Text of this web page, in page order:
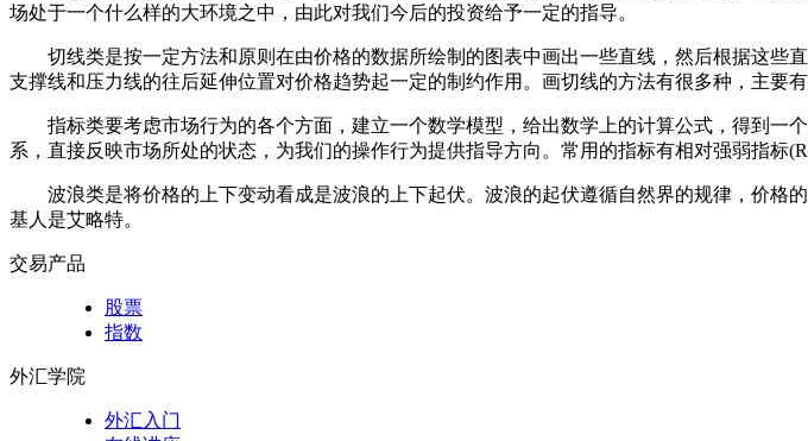
场处于一个什么样的大环境之中，由此对我们今后的投资给予一定的指导。
切线类是按一定方法和原则在由价格的数据所绘制的图表中画出一些直线，然后根据这些
支撑线和压力线的往后延伸位置对价格趋势起一定的制约作用。画切线的方法有很多种，主要
指标类要考虑市场行为的各个方面，建立一个数学模型，给出数学上的计算公式，得到
系，直接反映市场所处的状态，为我们的操作行为提供指导方向。常用的指标有相对强弱指标
波浪类是将价格的上下变动看成是波浪的上下起伏。波浪的起伏遵循自然界的规律，价
基人是艾略特。
交易产品
股票
指数
外汇学院
外汇入门